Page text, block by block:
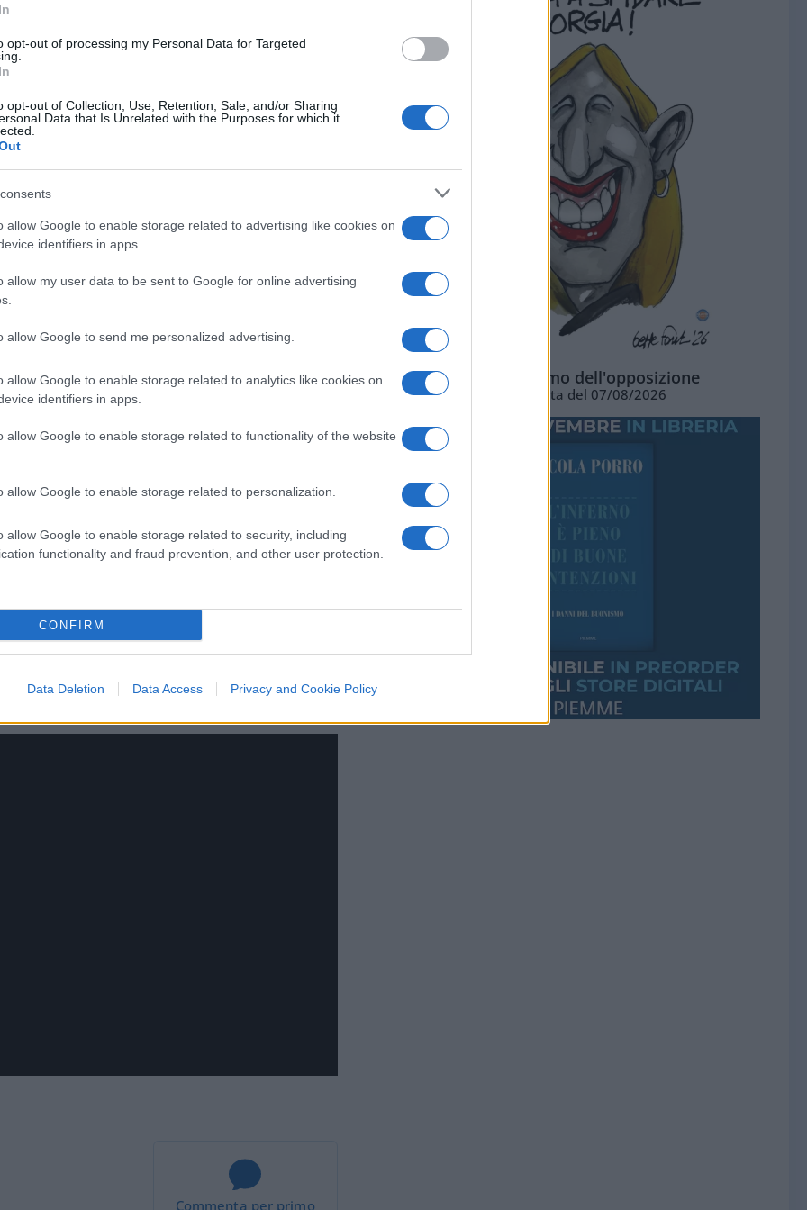
opt-out of processing my Personal Data for Targeted
opt-out of Collection, Use, Retention, Sale, and/or Sharing
Data that Is Unrelated with the Purposes for which it
allow Google to enable storage related to advertising like cookies on
identifiers in apps.
allow my user data to be sent to Google for online advertising
allow Google to send me personalized advertising.
allow Google to enable storage related to analytics like cookies on
identifiers in apps.
allow Google to enable storage related to functionality of the website
allow Google to enable storage related to personalization.
allow Google to enable storage related to security, including
functionality and fraud prevention, and other user protection.
CONFIRM
Data Deletion Data Access Privacy and Cookie Policy
crolla la leadership produttiva
sono più forti?
Mise: i dati italiani
metà dei problemi sull’energia che
abbastanza scorte per l’inverno
Commenta per primo
L'ottimismo dell'opposizione
Vignetta del 07/08/2026